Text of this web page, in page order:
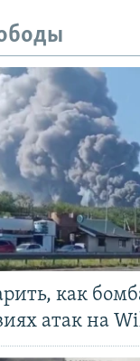
как
атак на